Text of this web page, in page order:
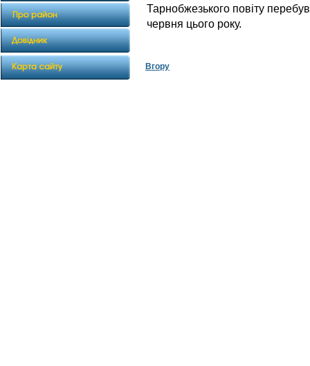
Тарнобжезького повіту
червня цього року.
Вгору